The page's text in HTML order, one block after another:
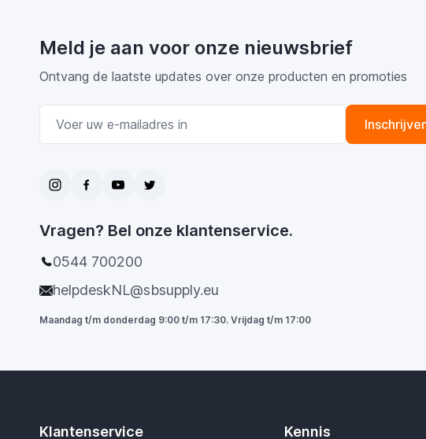
Meld je aan voor onze nieuwsbrief
Ontvang de laatste updates over onze producten en promoties
Vragen? Bel onze klantenservice.
0544 700200
helpdeskNL@sbsupply.eu
Maandag t/m donderdag 9:00 t/m 17:30. Vrijdag t/m 17:00
Klantenservice Kennis